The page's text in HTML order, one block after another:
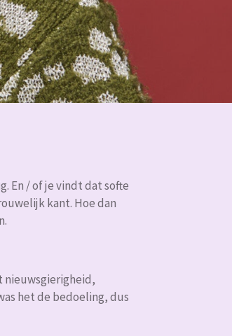
En / of je vindt dat softe
kant. Hoe dan
nieuwsgierigheid,
het de bedoeling, dus